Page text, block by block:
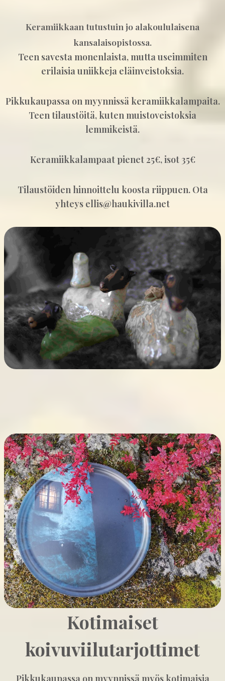
Keramiikkaan tutustuin jo alakoululaisena
kansalaisopistossa.
Teen savesta monenlaista, mutta useimmiten
erilaisia uniikkeja eläinveistoksia.
Pikkukaupassa on myynnissä keramiikkalampaita.
Teen tilaustöitä, kuten muistoveistoksia
lemmikeistä.
Keramiikkalampaat pienet 25€, isot 35€
Tilaustöiden hinnoittelu koosta riippuen. Ota
yhteys ellis@haukivilla.net
Kotimaiset
koivuviilutarjottimet
Pikkukaupassa on myynnissä myös kotimaisia